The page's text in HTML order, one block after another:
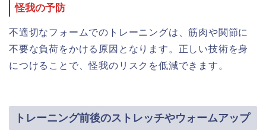
怪我の予防
不適切なフォームでのトレーニングは、筋肉や関節に
不要な負荷をかける原因となります。正しい技術を身
につけることで、怪我のリスクを低減できます。
トレーニング前後のストレッチやウォームアップ